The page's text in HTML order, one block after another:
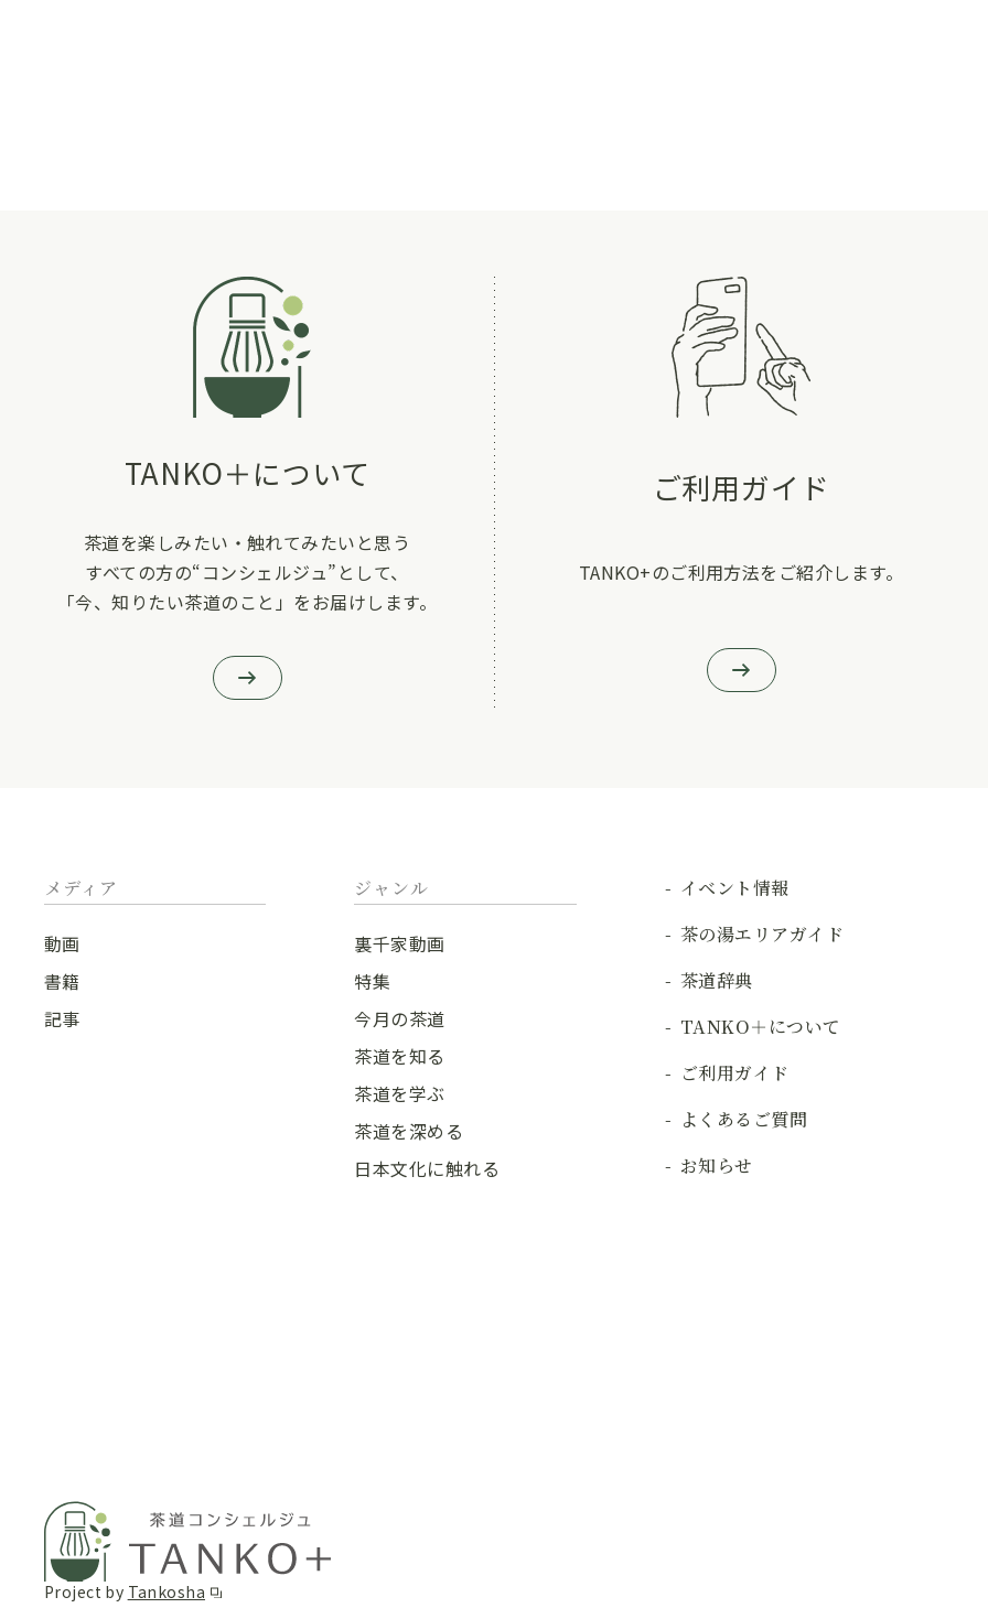
TANKO＋について
茶道を楽しみたい・触れてみたいと思う
すべての方の“コンシェルジュ”として、
「今、知りたい茶道のこと」をお届けします。
ご利用ガイド
TANKO+のご利用方法をご紹介します。
メディア
動画
書籍
記事
ジャンル
裏千家動画
特集
今月の茶道
茶道を知る
茶道を学ぶ
茶道を深める
日本文化に触れる
イベント情報
茶の湯エリアガイド
茶道辞典
TANKO＋について
ご利用ガイド
よくあるご質問
お知らせ
Project by Tankosha